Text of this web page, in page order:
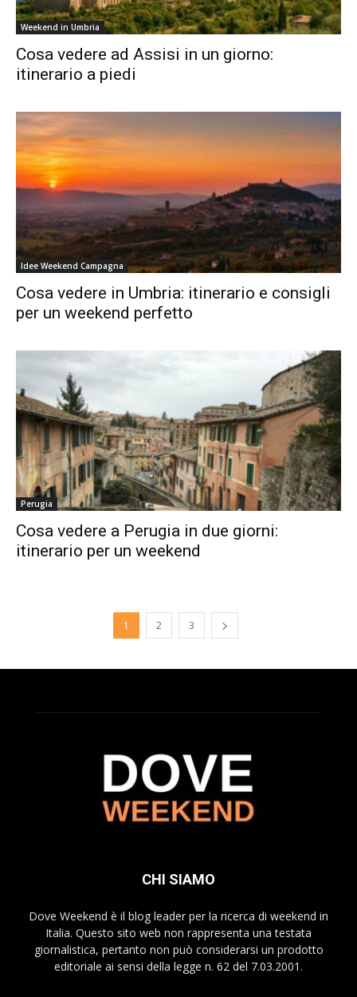
Weekend in Umbria
Cosa vedere ad Assisi in un giorno:
itinerario a piedi
Idee Weekend Campagna
Cosa vedere in Umbria: itinerario e consigli
per un weekend perfetto
Perugia
Cosa vedere a Perugia in due giorni:
itinerario per un weekend
1 2 3
CHI SIAMO
Dove Weekend è il blog leader per la ricerca di weekend in
Italia. Questo sito web non rappresenta una testata
giornalistica, pertanto non può considerarsi un prodotto
editoriale ai sensi della legge n. 62 del 7.03.2001.